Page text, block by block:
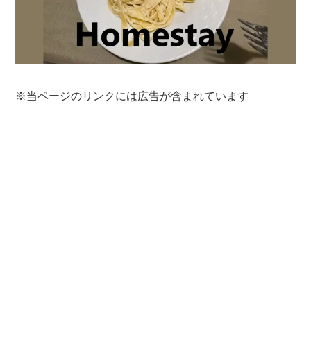
※当ページのリンクには広告が含まれています